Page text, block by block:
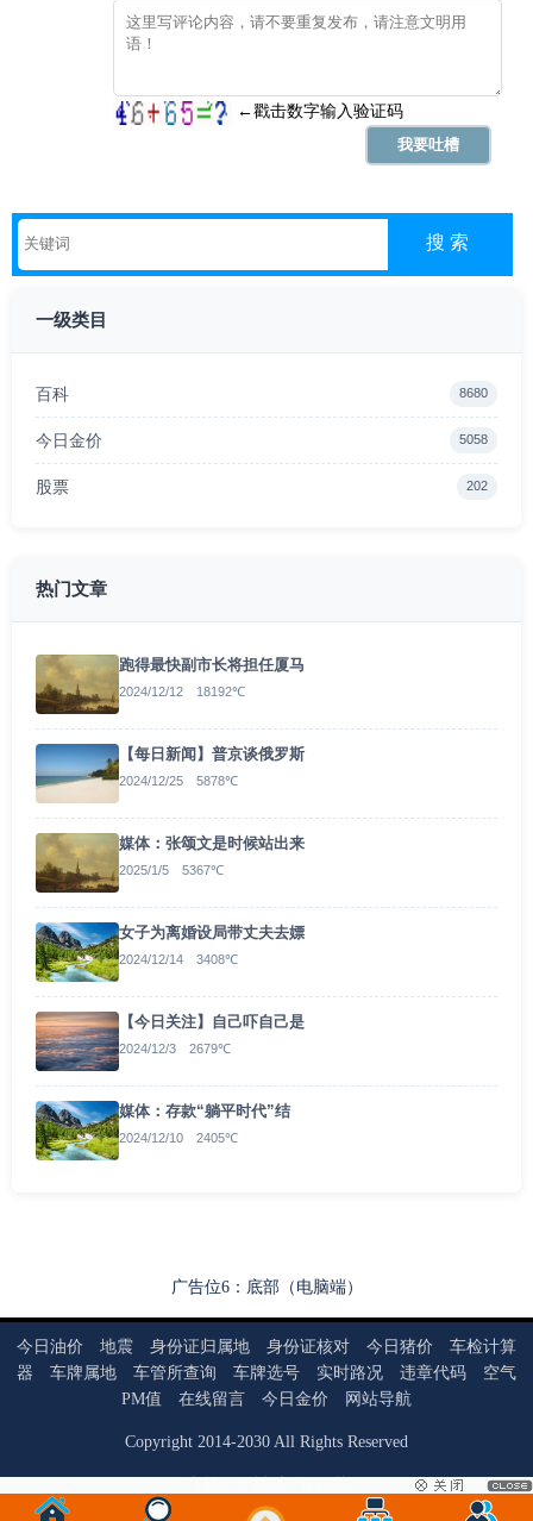
一级类目
百科 8680
今日金价 5058
股票 202
热门文章
跑得最快副市长将担任厦马
2024/12/12 18192℃
【每日新闻】普京谈俄罗斯
2024/12/25 5878℃
媒体：张颂文是时候站出来
2025/1/5 5367℃
女子为离婚设局带丈夫去嫖
2024/12/14 3408℃
【今日关注】自己吓自己是
2024/12/3 2679℃
媒体：存款“躺平时代”结
2024/12/10 2405℃
广告位6：底部（电脑端）
今日油价 地震 身份证归属地 身份证核对 今日猪价
车检计算
器
车牌属地 车管所查询 车牌选号 实时路况 违章代码
空气
PM值
在线留言 今日金价 网站导航
Copyright 2014-2030 All Rights Reserved